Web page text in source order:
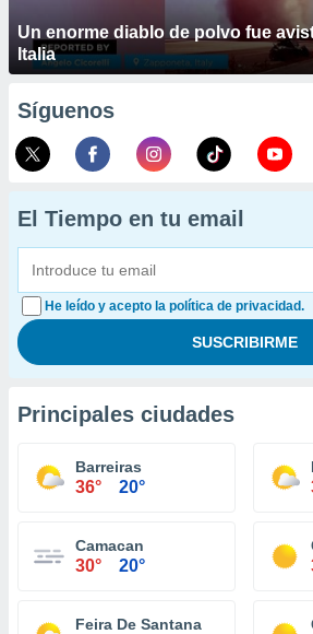
Un enorme diablo de polvo fue
Italia
Síguenos
El Tiempo en tu email
He leído y acepto la política de privacidad.
Principales ciudades
Barreiras
36° 20°
Camacan
30° 20°
Feira De Santana